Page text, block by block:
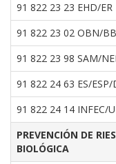
91 822 23 23 EHD/ER
91 822 23 02 OBN/
91 822 23 98 SAM/
91 822 24 63 ES/ESP/
91 822 24 14 INFEC/
PREVENCIÓN DE
BIOLÓGICA